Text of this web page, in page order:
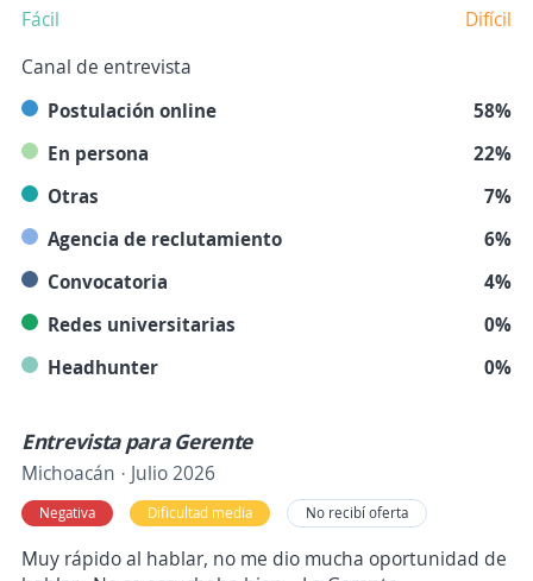
Fácil
Difícil
Canal de entrevista
Postulación online
58%
En persona
22%
Otras
7%
Agencia de reclutamiento
6%
Convocatoria
4%
Redes universitarias
0%
Headhunter
0%
Entrevista para Gerente
Michoacán · Julio 2026
Negativa Dificultad media No recibí oferta
Muy rápido al hablar, no me dio mucha oportunidad de